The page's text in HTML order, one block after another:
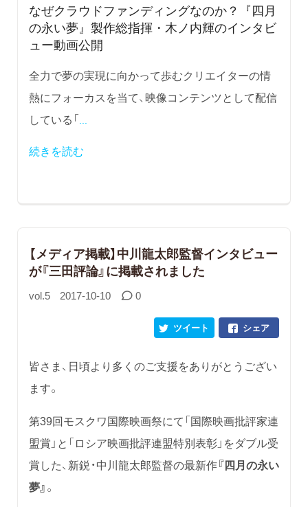
なぜクラウドファンディングなのか？『四月
の永い夢』製作総指揮・木ノ内輝のインタビ
ュー動画公開
全力で夢の実現に向かって歩むクリエイターの情
熱にフォーカスを当て、映像コンテンツとして配信
している「...
続きを読む
【メディア掲載】中川龍太郎監督インタビュー
が『三田評論』に掲載されました
vol.5 2017-10-10 0
シェア
ツイート
皆さま、日頃より多くのご支援をありがとうござい
ます。
第39回モスクワ国際映画祭にて「国際映画批評家連
盟賞」と「ロシア映画批評連盟特別表彰」をダブル受
賞した、新鋭・中川龍太郎監督の最新作『四月の永い
夢』。